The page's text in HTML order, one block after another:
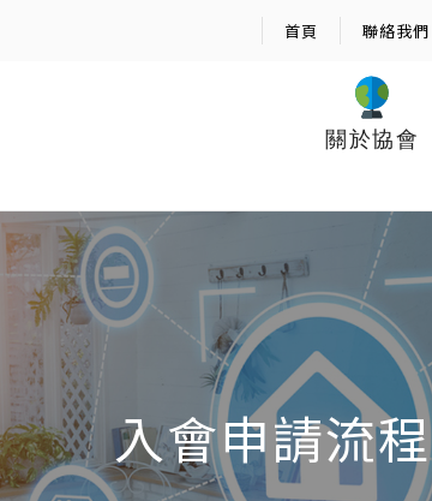
首頁 聯絡我們
關於協會
入會申請流程